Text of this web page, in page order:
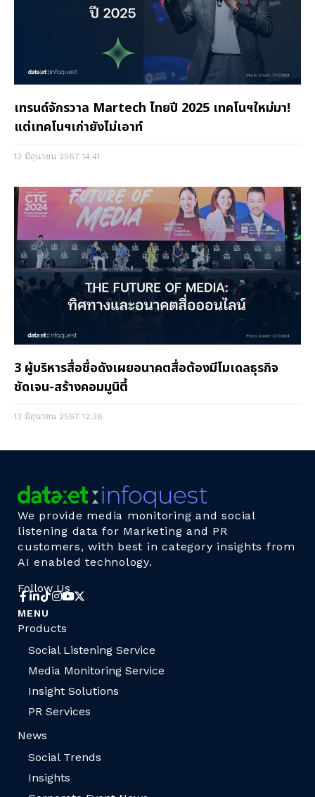
เทรนด์จักรวาล Martech ไทยปี 2025 เทคโนฯใหม่มา!
แต่เทคโนฯเก่ายังไม่เอาท์
13 มิถุนายน 2567 14:41
3 ผู้บริหารสื่อชื่อดังเผยอนาคตสื่อต้องมีโมเดลธุรกิจ
ชัดเจน-สร้างคอมมูนิตี้
13 มิถุนายน 2567 12:38
We provide media monitoring and social
listening data for Marketing and PR
customers, with best in category insights from
AI enabled technology.
Follow Us
MENU
Products
Social Listening Service
Media Monitoring Service
Insight Solutions
PR Services
News
Social Trends
Insights